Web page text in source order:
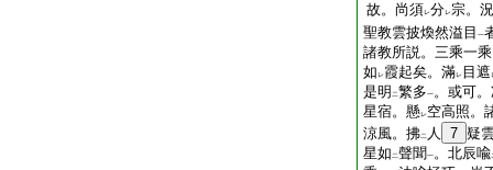
故。尚須レ分レ宗。
聖教雲披煥然溢目 一
諸教所説。三乘一
如 レ霞起矣。滿レ 目遮
是明 二繁多一。或可
星宿。懸レ空高照。
涼風。拂二 人 7 疑
星如 二聲聞一。北辰喩